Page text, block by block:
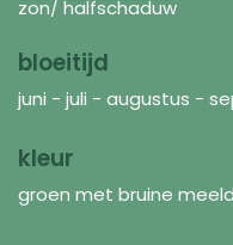
zon/ halfschaduw
bloeitijd
juni - juli - augustus -
kleur
groen met bruine